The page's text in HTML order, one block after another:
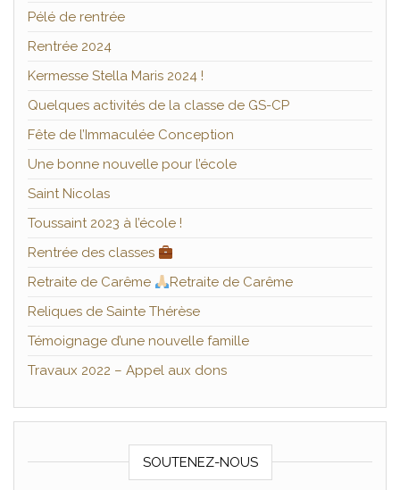
Pélé de rentrée
Rentrée 2024
Kermesse Stella Maris 2024 !
Quelques activités de la classe de GS-CP
Fête de l’Immaculée Conception
Une bonne nouvelle pour l’école
Saint Nicolas
Toussaint 2023 à l’école !
Rentrée des classes
Retraite de Carême
Retraite de Carême
Reliques de Sainte Thérèse
Témoignage d’une nouvelle famille
Travaux 2022 – Appel aux dons
SOUTENEZ-NOUS